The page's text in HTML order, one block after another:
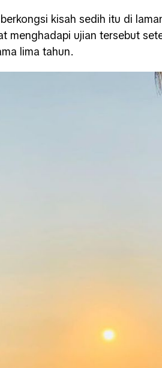
kisah sedih itu di
menghadapi ujian tersebut
lima tahun.